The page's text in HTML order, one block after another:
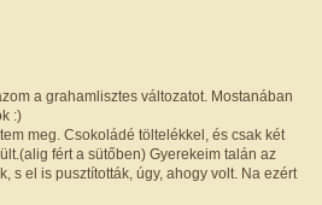
a grahamlisztes változatot. Mostanában
:)
meg. Csokoládé töltelékkel, és csak két
fért a sütőben) Gyerekeim talán az
s el is pusztították, úgy, ahogy volt. Na ezért